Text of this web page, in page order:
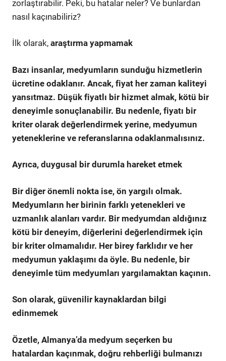
zorlaştırabilir. Peki, bu hatalar neler? Ve bunlardan
nasıl kaçınabiliriz?
İlk olarak, araştırma yapmamak
Bazı insanlar, medyumların sunduğu hizmetlerin
ücretine odaklanır. Ancak, fiyat her zaman kaliteyi
yansıtmaz. Düşük fiyatlı bir hizmet almak, kötü bir
deneyimle sonuçlanabilir. Bu nedenle, fiyatı bir
kriter olarak değerlendirmek yerine, medyumun
yeteneklerine ve referanslarına odaklanmalısınız.
Ayrıca, duygusal bir durumla hareket etmek
Bir diğer önemli nokta ise, ön yargılı olmak.
Medyumların her birinin farklı yetenekleri ve
uzmanlık alanları vardır. Bir medyumdan aldığınız
kötü bir deneyim, diğerlerini değerlendirmek için
bir kriter olmamalıdır. Her birey farklıdır ve her
medyumun yaklaşımı da öyle. Bu nedenle, bir
deneyimle tüm medyumları yargılamaktan kaçının.
Son olarak, güvenilir kaynaklardan bilgi
edinmemek
Özetle, Almanya’da medyum seçerken bu
hatalardan kaçınmak, doğru rehberliği bulmanızı